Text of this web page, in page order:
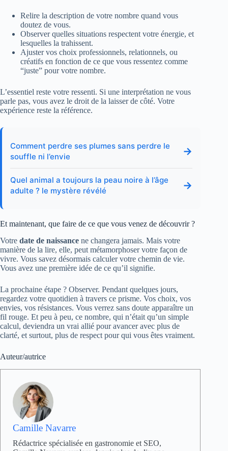
Relire la description de votre nombre quand vous
doutez de vous.
Observer quelles situations respectent votre énergie, et
lesquelles la trahissent.
Ajuster vos choix professionnels, relationnels, ou
créatifs en fonction de ce que vous ressentez comme
“juste” pour votre nombre.
L’essentiel reste votre ressenti. Si une interprétation ne vous
parle pas, vous avez le droit de la laisser de côté. Votre
expérience reste la référence.
Comment perdre ses plumes sans perdre le
souffle ni l’envie
→
Quel animal a toujours la peau noire à l’âge
adulte ? le mystère révélé
→
Et maintenant, que faire de ce que vous venez de découvrir ?
Votre date de naissance ne changera jamais. Mais votre
manière de la lire, elle, peut métamorphoser votre façon de
vivre. Vous savez désormais calculer votre chemin de vie.
Vous avez une première idée de ce qu’il signifie.
La prochaine étape ? Observer. Pendant quelques jours,
regardez votre quotidien à travers ce prisme. Vos choix, vos
envies, vos résistances. Vous verrez sans doute apparaître un
fil rouge. Et peu à peu, ce nombre, qui n’était qu’un simple
calcul, deviendra un vrai allié pour avancer avec plus de
clarté, et surtout, plus de respect pour qui vous êtes vraiment.
Auteur/autrice
Camille Navarre
Rédactrice spécialisée en gastronomie et SEO,